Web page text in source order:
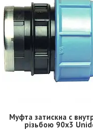
Муфта затискна c
різьбою 90х3